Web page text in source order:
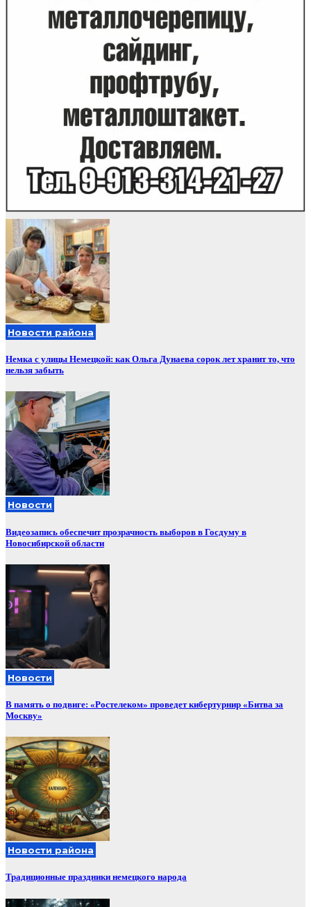
Новости района
Немка с улицы Немецкой: как Ольга Дунаева сорок лет хранит то, что
нельзя забыть
Новости
Видеозапись обеспечит прозрачность выборов в Госдуму в
Новосибирской области
Новости
В память о подвиге: «Ростелеком» проведет кибертурнир «Битва за
Москву»
Новости района
Традиционные праздники немецкого народа